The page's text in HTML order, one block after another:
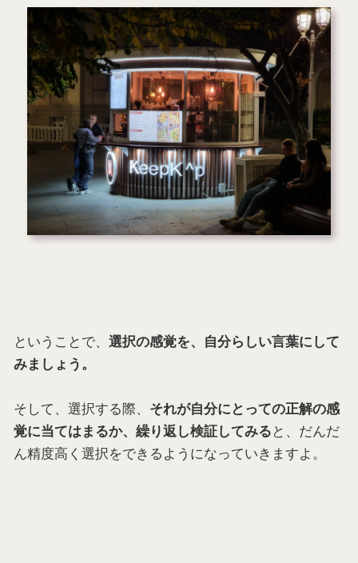
ということで、 選択の感覚を、自分らしい言葉にして
みましょう。
そして、選択する際、 それが自分にとっての正解の感
覚に当てはまるか、繰り返し検証してみると、だんだ
ん精度高く選択をできるようになっていきますよ。